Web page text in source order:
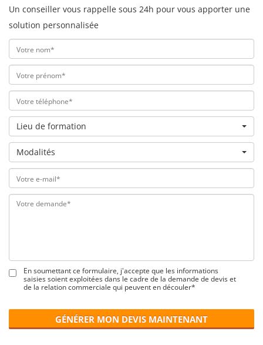
Un conseiller vous rappelle sous 24h pour vous apporter une
solution personnalisée
Lieu de formation
Modalités
En soumettant ce formulaire, j'accepte que les informations
saisies soient exploitées dans le cadre de la demande de devis et
de la relation commerciale qui peuvent en découler*
GÉNÉRER MON DEVIS MAINTENANT